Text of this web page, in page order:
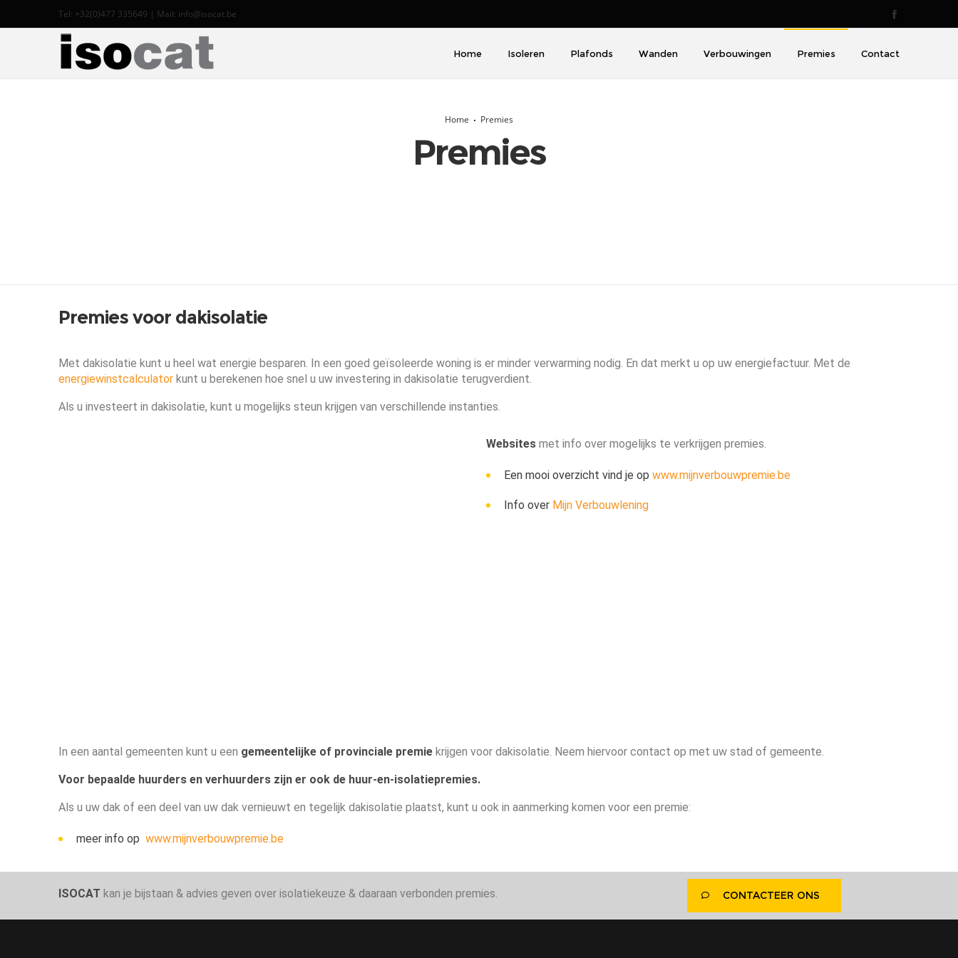
Tel: +32(0)477 335649 | Mail: info@isocat.be
Home Isoleren Plafonds Wanden Verbouwingen Premies Contact
Home Premies
Premies
Premies voor dakisolatie
Met dakisolatie kunt u heel wat energie besparen. In een goed geïsoleerde woning is er minder verwarming nodig. En dat merkt u op uw energiefactuur. Met de
energiewinstcalculator kunt u berekenen hoe snel u uw investering in dakisolatie terugverdient.
Als u investeert in dakisolatie, kunt u mogelijks steun krijgen van verschillende instanties.
Websites met info over mogelijks te verkrijgen premies.
Een mooi overzicht vind je op www.mijnverbouwpremie.be
Info over Mijn Verbouwlening
In een aantal gemeenten kunt u een gemeentelijke of provinciale premie krijgen voor dakisolatie. Neem hiervoor contact op met uw stad of gemeente.
Voor bepaalde huurders en verhuurders zijn er ook de huur-en-isolatiepremies.
Als u uw dak of een deel van uw dak vernieuwt en tegelijk dakisolatie plaatst, kunt u ook in aanmerking komen voor een premie:
meer info op www.mijnverbouwpremie.be
ISOCAT kan je bijstaan & advies geven over isolatiekeuze & daaraan verbonden premies. CONTACTEER ONS